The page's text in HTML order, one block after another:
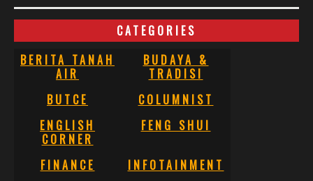
CATEGORIES
BERITA TANAH
AIR
BUDAYA &
TRADISI
BUTCE
COLUMNIST
ENGLISH
CORNER
FENG SHUI
FINANCE
INFOTAINMENT